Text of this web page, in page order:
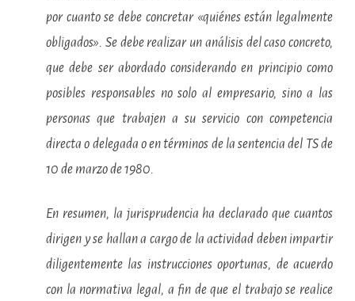
por cuanto se debe concretar «quiénes están legalmente
obligados». Se debe realizar un análisis del caso concreto,
que debe ser abordado considerando en principio como
posibles responsables no solo al empresario, sino a las
personas que trabajen a su servicio con competencia
directa o delegada o en términos de la sentencia del TS de
10 de marzo de 1980.
En resumen, la jurisprudencia ha declarado que cuantos
dirigen y se hallan a cargo de la actividad deben impartir
diligentemente las instrucciones oportunas, de acuerdo
con la normativa legal, a fin de que el trabajo se realice